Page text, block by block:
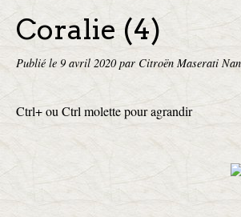
Coralie (4)
Publié le 9 avril 2020par Citroën Maserati
Ctrl+ ou Ctrl molette pour agrandir